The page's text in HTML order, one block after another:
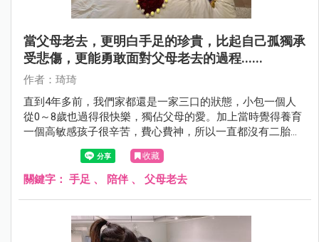
當父母老去，更明白手足的珍貴，比起自己孤獨承
受悲傷，更能勇敢面對父母老去的過程......
作者：琦琦
直到4年多前，我們家都還是一家三口的狀態，小包一個人
從0～8歲也過得很快樂，獨佔父母的愛。加上當時覺得養育
一個高敏感孩子很辛苦，費心費神，所以一直都沒有二胎打
收藏
關鍵字： 手足 、 陪伴 、 父母老去